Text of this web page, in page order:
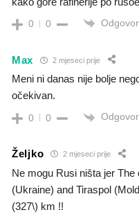
0 0
Max 2 mjeseci prije
Meni ni danas nije bolje
očekivan.
0 0
Željko 2 mjeseci prije
Ne mogu Rusi ništa jer
(Ukraine) and Tiraspol
(327\) km !!